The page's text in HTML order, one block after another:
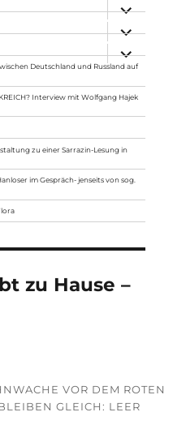
anzeigen
anzeigen
anzeigen
Deutschland und Russland auf
Interview mit Wolfgang Hajek
zu einer Sarrazin-Lesung in
im Gespräch- jenseits von sog.
zu Hause –
VOR DEM ROTEN
GLEICH: LEER